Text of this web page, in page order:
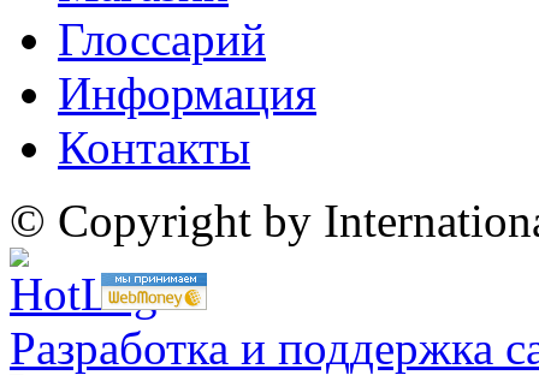
Глоссарий
Информация
Контакты
© Copyright by
Разработка и поддержка